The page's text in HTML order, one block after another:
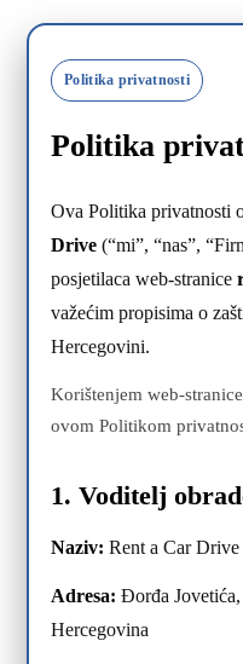
Politika privatnosti
Politika
Ova Politika privatnosti
Drive (“mi”, “nas”,
posjetilaca web-stranice
važećim propisima o
Hercegovini.
Korištenjem web-
ovom Politikom
1. Voditelj
Naziv: Rent a Car Drive
Adresa: Đorđa
Hercegovina